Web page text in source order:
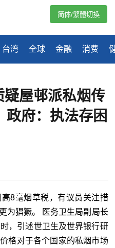
台湾 全球 金融 消费
简体/繁體切換
疑屋邨派私烟传
政府：执法存困
8毫烟草税，有议员关注措
为猖獗。 医务卫生局副局长
，引述世卫生及世界银行研
格对于各个国家的私烟市场